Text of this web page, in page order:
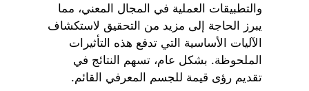
والتطبيقات العملية في المجال المعني، مما
يبرز الحاجة إلى مزيد من التحقيق لاستكشاف
الآليات الأساسية التي تدفع هذه التأثيرات
الملحوظة. بشكل عام، تسهم النتائج في
تقديم رؤى قيمة للجسم المعرفي القائم.